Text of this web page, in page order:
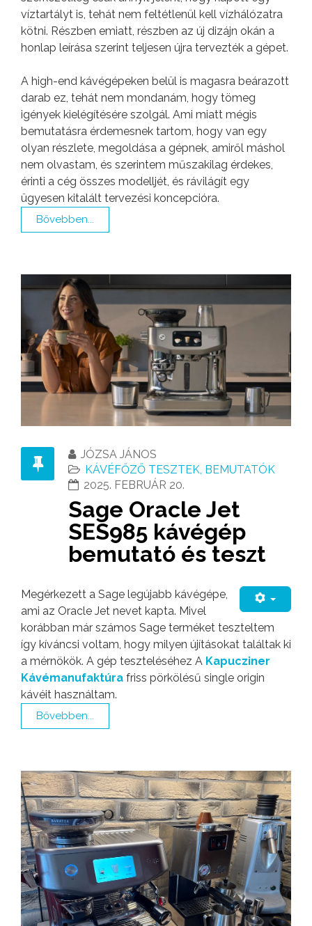
víztartályt is, tehát nem feltétlenül kell vízhálózatra
kötni. Részben emiatt, részben az új dizájn okán a
honlap leírása szerint teljesen újra tervezték a gépet.
A high-end kávégépeken belül is magasra beárazott
darab ez, tehát nem mondanám, hogy tömeg
igények kielégítésére szolgál. Ami miatt mégis
bemutatásra érdemesnek tartom, hogy van egy
olyan részlete, megoldása a gépnek, amiről máshol
nem olvastam, és szerintem műszakilag érdekes,
érinti a cég összes modelljét, és rávilágít egy
ügyesen kitalált tervezési koncepcióra.
Bővebben...
JÓZSA JÁNOS
KÁVÉFŐZŐ TESZTEK, BEMUTATÓK
2025. FEBRUÁR 20.
Sage Oracle Jet
SES985 kávégép
bemutató és teszt
Megérkezett a Sage legújabb kávégépe,
ami az Oracle Jet nevet kapta. Mivel
korábban már számos Sage terméket teszteltem
így kíváncsi voltam, hogy milyen újításokat találtak ki
a mérnökök. A gép teszteléséhez A Kapucziner
Kávémanufaktúra friss pörkölésű single origin
kávéit használtam.
Bővebben...